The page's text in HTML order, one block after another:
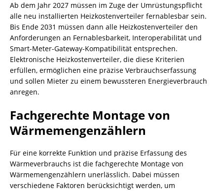
Ab dem Jahr 2027 müssen im Zuge der Umrüstungspflicht
alle neu installierten Heizkostenverteiler fernablesbar sein.
Bis Ende 2031 müssen dann alle Heizkostenverteiler den
Anforderungen an Fernablesbarkeit, Interoperabilität und
Smart-Meter-Gateway-Kompatibilität entsprechen.
Elektronische Heizkostenverteiler, die diese Kriterien
erfüllen, ermöglichen eine präzise Verbrauchserfassung
und sollen Mieter zu einem bewussteren Energieverbrauch
anregen.
Fachgerechte Montage von
Wärmemengenzählern
Für eine korrekte Funktion und präzise Erfassung des
Wärmeverbrauchs ist die fachgerechte Montage von
Wärmemengenzählern unerlässlich. Dabei müssen
verschiedene Faktoren berücksichtigt werden, um